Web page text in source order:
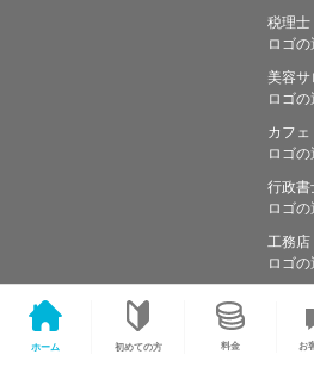
ホーム 初めての方 料金 お
税理
ロゴ
美容
ロゴ
カフ
ロゴ
行政
ロゴ
工務
ロゴ
Copyright © Simple works Inc.